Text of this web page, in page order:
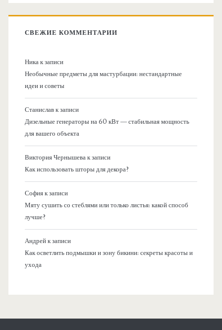
СВЕЖИЕ КОММЕНТАРИИ
Никак записи
Необычные предметы для мастурбации: нестандартные
идеи и советы
Станиславк записи
Дизельные генераторы на 60 кВт — стабильная мощность
для вашего объекта
Виктория Чернышевак записи
Как использовать шторы для декора?
Софияк записи
Мяту сушить со стеблями или только листья: какой способ
лучше?
Андрейк записи
Как осветлить подмышки и зону бикини: секреты красоты и
ухода